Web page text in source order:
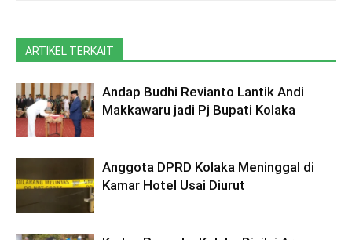
ARTIKEL TERKAIT
Andap Budhi Revianto Lantik Andi
Makkawaru jadi Pj Bupati Kolaka
Anggota DPRD Kolaka Meninggal di
Kamar Hotel Usai Diurut